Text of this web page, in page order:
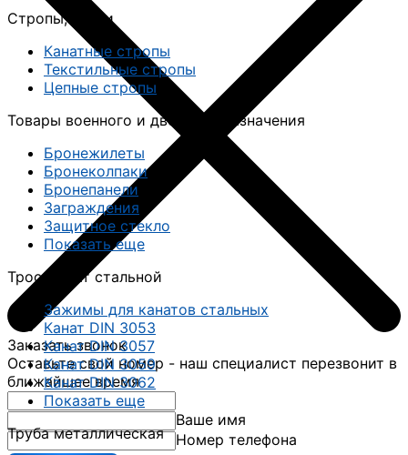
Стропы, чалки
Канатные стропы
Текстильные стропы
Цепные стропы
Товары военного и двойного назначения
Бронежилеты
Бронеколпаки
Бронепанели
Заграждения
Защитное стекло
Показать еще
Трос, канат стальной
Зажимы для канатов стальных
Канат DIN 3053
Канат DIN 3057
Канат DIN 3059
Канат DIN 3062
Показать еще
Труба металлическая
Заказать звонок
Оставьте свой номер - наш специалист перезвонит в
ближайшее время
Ваше имя
Номер телефона